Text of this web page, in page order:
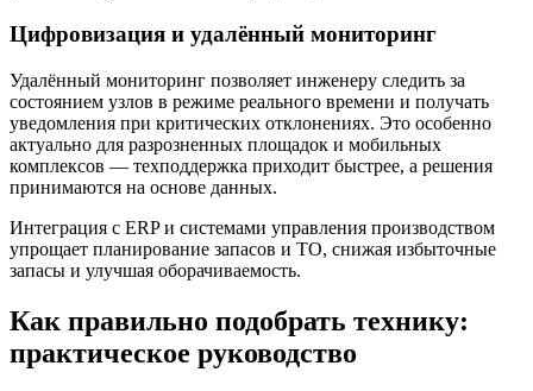
Цифровизация и удалённый мониторинг
Удалённый мониторинг позволяет инженеру следить за
состоянием узлов в режиме реального времени и получать
уведомления при критических отклонениях. Это особенно
актуально для разрозненных площадок и мобильных
комплексов — техподдержка приходит быстрее, а решения
принимаются на основе данных.
Интеграция с ERP и системами управления производством
упрощает планирование запасов и ТО, снижая избыточные
запасы и улучшая оборачиваемость.
Как правильно подобрать технику:
практическое руководство